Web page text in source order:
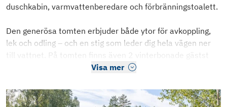
duschkabin, varmvattenberedare och förbränningstoalett.
Den generösa tomten erbjuder både ytor för avkoppling,
lek och odling – och en stig som leder dig hela vägen ner
till vattnet. På tomten finns även 2 vinterbonade gästst
Visa mer